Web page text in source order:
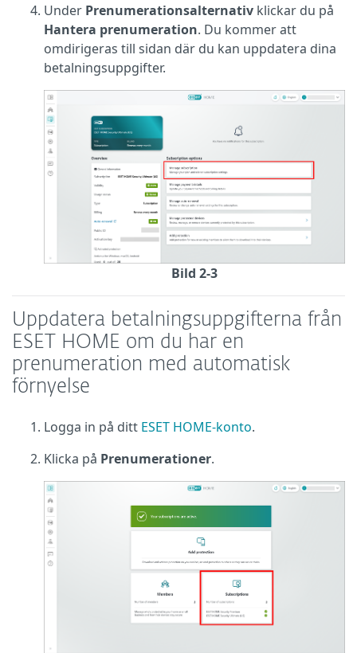
Under Prenumerationsalternativ klickar du på
Hantera prenumeration. Du kommer att
omdirigeras till sidan där du kan uppdatera dina
betalningsuppgifter.
Bild 2-3
Uppdatera betalningsuppgifterna från
ESET HOME om du har en
prenumeration med automatisk
förnyelse
Logga in på ditt ESET HOME-konto.
Klicka på Prenumerationer.